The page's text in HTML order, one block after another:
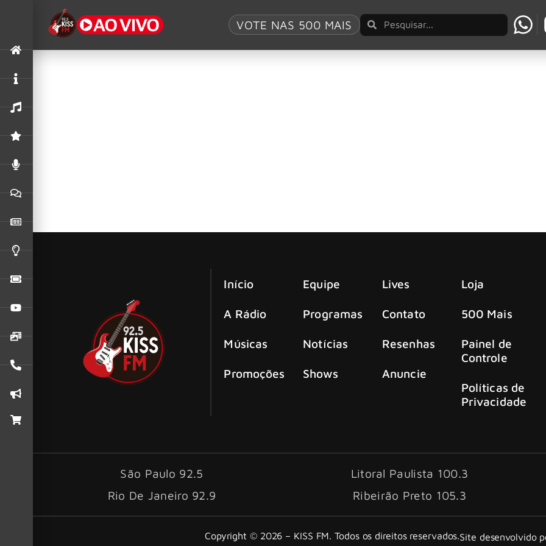
VOTE NAS 500 MAIS
Tag:boxset
Início
A Rádio
Músicas
Promoções
Equipe
Programas
Notícias
Shows
Lives
Contato
Resenhas
Anuncie
Loja
500 Mais
Painel de
Controle
Políticas de
Privacidade
São Paulo 92.5 Litoral Paulista 100.3
Rio De Janeiro 92.9
Ribeirão Preto 105.3
Copyright © 2026 – KISS FM. Todos os direitos reservados.Site desenvolvido